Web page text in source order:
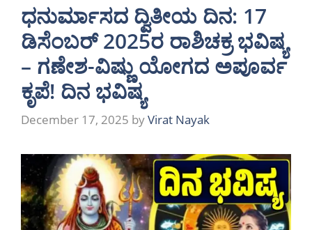
ಧನುರ್ಮಾಸದ ದ್ವಿತೀಯ ದಿನ: 17
ಡಿಸೆಂಬರ್ 2025ರ ರಾಶಿಚಕ್ರ ಭವಿಷ್ಯ
– ಗಣೇಶ-ವಿಷ್ಣು ಯೋಗದ ಅಪೂರ್ವ
ಕೃಪೆ! ದಿನ ಭವಿಷ್ಯ
December 17, 2025 byVirat Nayak